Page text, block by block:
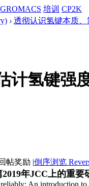
GROMACS 培训 CP2K
› 透彻认识氢键本质、
计氢键强
|倒序浏览
年JCC上的重要
An introduction